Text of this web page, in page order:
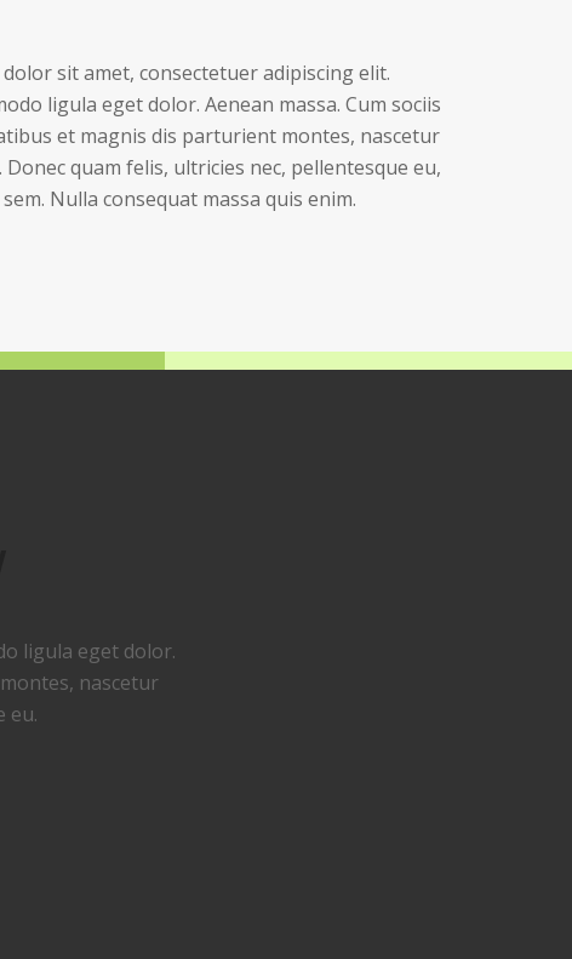
sit amet, consectetuer adipiscing elit.
ligula eget dolor. Aenean massa. Cum sociis
et magnis dis parturient montes, nascetur
Donec quam felis, ultricies nec, pellentesque eu,
Nulla consequat massa quis enim.
ligula eget dolor.
nascetur
eu.